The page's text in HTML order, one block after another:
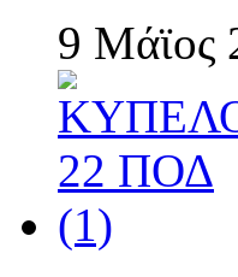
9 Μάϊος